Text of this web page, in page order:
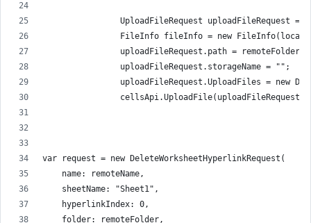
UploadFileRequest uploadFileRequest =
FileInfo fileInfo = new
uploadFileRequest.path = remoteFolder
                uploadFileRequest.storageName = "";
uploadFileRequest.UploadFiles = new
                cellsApi.UploadFile(uploadFileRequest);
var request = new DeleteWorksheetHyperlinkRequest(
    name: remoteName,
    sheetName: "Sheet1",
    hyperlinkIndex: 0,
    folder: remoteFolder,